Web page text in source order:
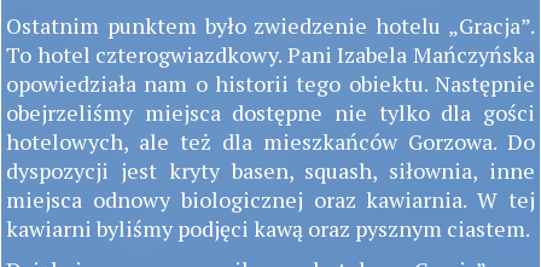
Ostatnim punktem było zwiedzenie hotelu „Gracja”.
To hotel czterogwiazdkowy. Pani Izabela Mańczyńska
opowiedziała nam o historii tego obiektu. Następnie
obejrzeliśmy miejsca dostępne nie tylko dla gości
hotelowych, ale też dla mieszkańców Gorzowa. Do
dyspozycji jest kryty basen, squash, siłownia, inne
miejsca odnowy biologicznej oraz kawiarnia. W tej
kawiarni byliśmy podjęci kawą oraz pysznym ciastem.